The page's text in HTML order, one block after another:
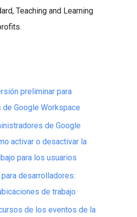
Teaching and Learning
preliminar para
Google Workspace
de Google
activar o desactivar la
para los usuarios
desarrolladores:
de trabajo
de los eventos de la